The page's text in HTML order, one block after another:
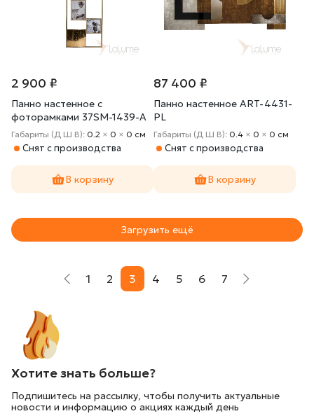
2 900 ₽
Панно настенное с
фоторамками 37SM-1439-A
Габариты (Д Ш В): 0.2 × 0 × 0 cм
Снят с производства
В корзину
87 400 ₽
Панно настенное ART-4431-
PL
Габариты (Д Ш В): 0.4 × 0 × 0 cм
Снят с производства
В корзину
Загрузить ещё
1 2 3 4 5 6 7
Хотите знать больше?
Подпишитесь на рассылку, чтобы получить актуальные
новости и информацию о акциях каждый день